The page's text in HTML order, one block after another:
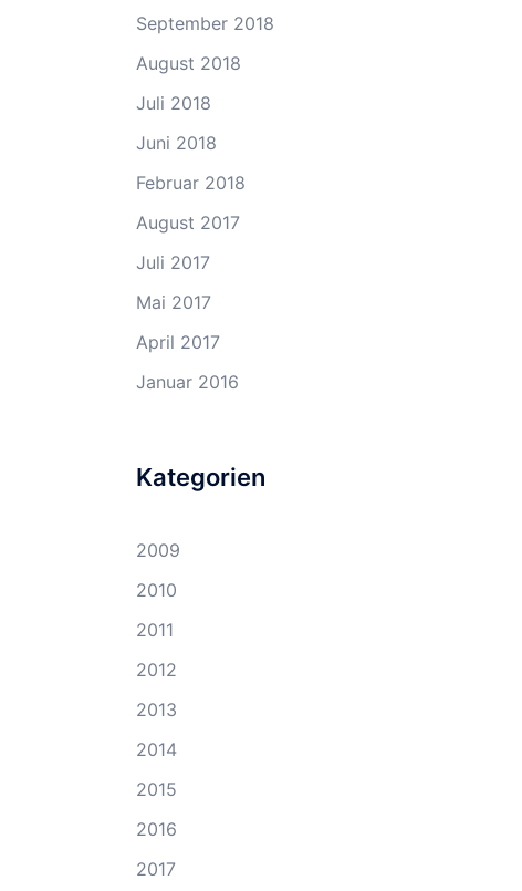
September 2018
August 2018
Juli 2018
Juni 2018
Februar 2018
August 2017
Juli 2017
Mai 2017
April 2017
Januar 2016
Kategorien
2009
2010
2011
2012
2013
2014
2015
2016
2017